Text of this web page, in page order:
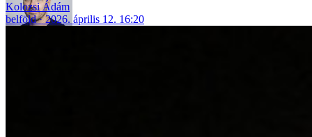
Kolozsi Ádám
belföld
2026. április 12. 16:20